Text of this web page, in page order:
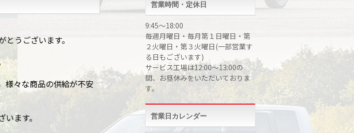
うございます。
様々な商品の供給が不安
ます。
営業時間・定休日
9:45～18:00
毎週月曜日・毎月第１日曜日・第
２火曜日・第３火曜日(一部営業す
る日もございます)
サービス工場は12:00～13:00の
間、お昼休みをいただいておりま
す。
営業日カレンダー